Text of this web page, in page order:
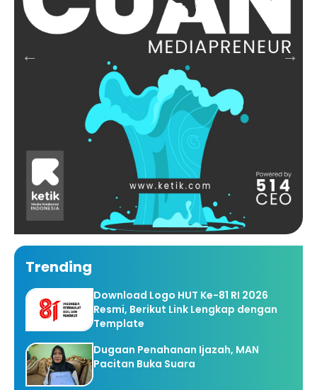
Trending
Download Logo HUT Ke-81 RI 2026
Resmi, Berikut Link Lengkap dengan
Template
Dugaan Penahanan Ijazah, MAN
Pacitan Buka Suara